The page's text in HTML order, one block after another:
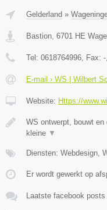
Gelderland »
Bastion, 6701 HE
Tel: 0618764996, Fax: -
E-mail › WS | Wilbert
Website: Https://
WS ontwerpt, bouwt
kleine ▼
Diensten: Webdesign,
Er wordt gewerkt op
Laatste facebook posts